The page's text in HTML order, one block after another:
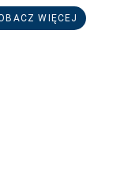
WIĘCEJ